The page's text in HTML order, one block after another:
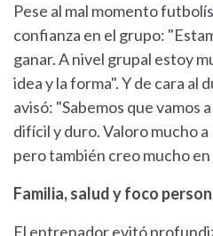
Pese al mal momento
confianza en el grupo:
ganar. A nivel grupal estoy
idea y la forma". Y de cara al
avisó: "Sabemos que vamos
difícil y duro. Valoro mucho
pero también creo mucho en
Familia, salud y foco
El entrenador evitó